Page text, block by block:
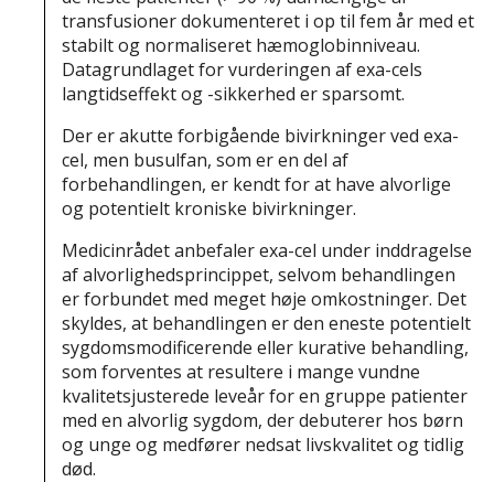
transfusioner dokumenteret i op til fem år med et
stabilt og normaliseret hæmoglobinniveau.
Datagrundlaget for vurderingen af exa-cels
langtidseffekt og -sikkerhed er sparsomt.
Der er akutte forbigående bivirkninger ved exa-
cel, men busulfan, som er en del af
forbehandlingen, er kendt for at have alvorlige
og potentielt kroniske bivirkninger.
Medicinrådet anbefaler exa-cel under inddragelse
af alvorlighedsprincippet, selvom behandlingen
er forbundet med meget høje omkostninger. Det
skyldes, at behandlingen er den eneste potentielt
sygdomsmodificerende eller kurative behandling,
som forventes at resultere i mange vundne
kvalitetsjusterede leveår for en gruppe patienter
med en alvorlig sygdom, der debuterer hos børn
og unge og medfører nedsat livskvalitet og tidlig
død.